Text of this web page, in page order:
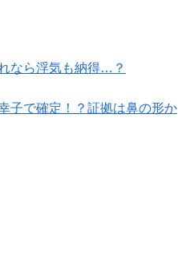
なら浮気も納得…？
子で確定！？証拠は鼻の形か